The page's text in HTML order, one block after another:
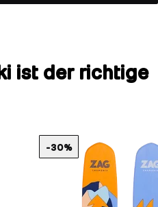
ist der richtige
-30%